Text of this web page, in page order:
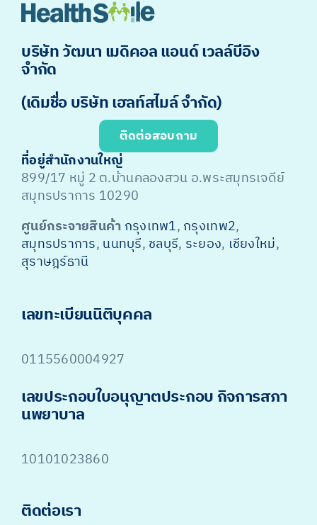
บริษัท วัฒนา เมดิคอล แอนด์ เวลล์บีอิง
จำกัด
(เดิมชื่อ บริษัท เฮลท์สไมล์ จำกัด)
ติดต่อสอบถาม
ที่อยู่สำนักงานใหญ่
899/17 หมู่ 2 ต.บ้านคลองสวน อ.พระสมุทรเจดีย์
สมุทรปราการ 10290
ศูนย์กระจายสินค้า กรุงเทพ1, กรุงเทพ2,
สมุทรปราการ, นนทบุรี, ชลบุรี, ระยอง, เชียงใหม่,
สุราษฎร์ธานี
เลขทะเบียนนิติบุคคล
0115560004927
เลขประกอบใบอนุญาตประกอบ กิจการสภา
นพยาบาล
10101023860
ติดต่อเรา